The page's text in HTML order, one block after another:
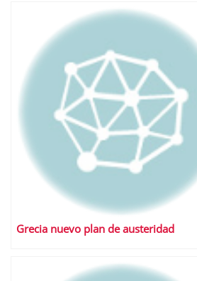
Grecia nuevo plan de austeridad